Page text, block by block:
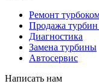
Ремонт
Продажа турбин
Диагностика
Замена турбины
Автосервис
Написать нам